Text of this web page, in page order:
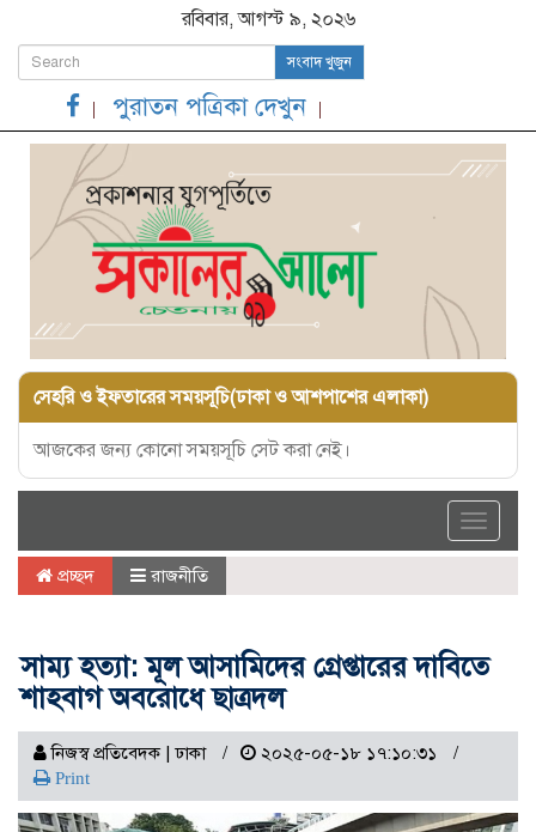
রবিবার, আগস্ট ৯, ২০২৬
সংবাদ খুজুন
পুরাতন পত্রিকা দেখুন
সেহরি ও ইফতারের সময়সূচি(ঢাকা ও আশপাশের এলাকা)
আজকের জন্য কোনো সময়সূচি সেট করা নেই।
Toggle
প্রচ্ছদ রাজনীতি
সাম্য হত্যা: মূল আসামিদের গ্রেপ্তারের দাবিতে
শাহবাগ অবরোধে ছাত্রদল
নিজস্ব প্রতিবেদক | ঢাকা ২০২৫-০৫-১৮ ১৭:১০:৩১
Print